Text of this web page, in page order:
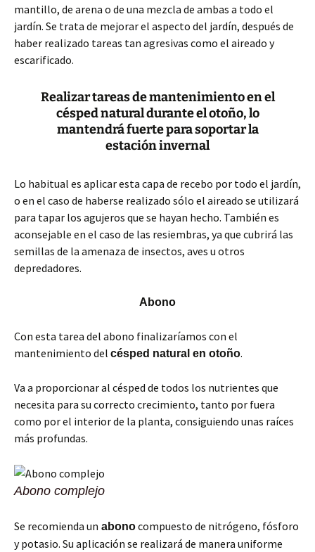
mantillo, de arena o de una mezcla de ambas a todo el
jardín. Se trata de mejorar el aspecto del jardín, después de
haber realizado tareas tan agresivas como el aireado y
escarificado.
Realizar tareas de mantenimiento en el
césped natural durante el otoño, lo
mantendrá fuerte para soportar la
estación invernal
Lo habitual es aplicar esta capa de recebo por todo el jardín,
o en el caso de haberse realizado sólo el aireado se utilizará
para tapar los agujeros que se hayan hecho. También es
aconsejable en el caso de las resiembras, ya que cubrirá las
semillas de la amenaza de insectos, aves u otros
depredadores.
Abono
Con esta tarea del abono finalizaríamos con el
mantenimiento del césped natural en otoño.
Va a proporcionar al césped de todos los nutrientes que
necesita para su correcto crecimiento, tanto por fuera
como por el interior de la planta, consiguiendo unas raíces
más profundas.
Abono complejo
Se recomienda un abonocompuesto de nitrógeno, fósforo
y potasio. Su aplicación se realizará de manera uniforme